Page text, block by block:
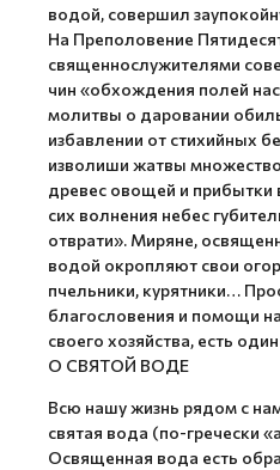
водой, совершил
На Преполовение
священнослужителями
чин «обхождения полей
молитвы о даровании
избавлении от стихийных
изволиши жатвы
древес овощей и прибытки
сих волнения небес
отврати». Миряне,
водой окропляют свои
пчельники, курятники…
благословения и помощи
своего хозяйства, есть
О СВЯТОЙ ВОДЕ
Всю нашу жизнь рядом с
святая вода (по-гречески
Освященная вода есть